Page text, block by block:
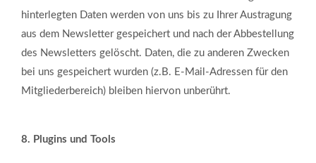
hinterlegten Daten werden von uns bis zu Ihrer Austragung
aus dem Newsletter gespeichert und nach der Abbestellung
des Newsletters gelöscht. Daten, die zu anderen Zwecken
bei uns gespeichert wurden (z.B. E-Mail-Adressen für den
Mitgliederbereich) bleiben hiervon unberührt.
8. Plugins und Tools